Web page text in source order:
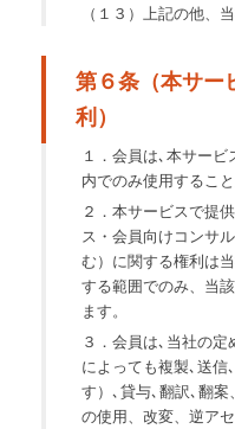
（１３）上記の他、
第６条（本サー
利）
１．会員は､本サー
内でのみ使用するこ
２．本サービスで提
ス・会員向けコンサ
む）に関する権利は
する範囲でのみ、当
ます。
３．会員は､当社の
によっても複製､送信
す）､貸与､翻訳､翻
の使用、改変、逆ア